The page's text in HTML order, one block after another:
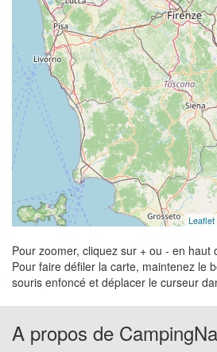
Leaflet
Pour zoomer, cliquez sur + ou - en haut
Pour faire défiler la carte, maintenez le
souris enfoncé et déplacer le curseur
A propos de